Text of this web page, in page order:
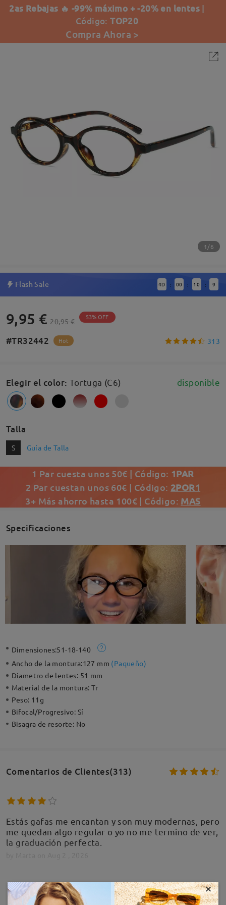
2as Rebajas 🔥 -99% máximo + -20% en lentes |
Código:TOP20
Compra Ahora >
1/6
Flash Sale 4D : 00 : 10 : 8
9,95 € 20,95 € 53% OFF
#TR32442 Hot 313
Elegir el color: Tortuga (C6) disponible
Talla
S Guía de Talla
1 Par cuesta unos 50€ | Código: 1PAR
2 Par cuestan unos 60€ | Código: 2POR1
3+ Más ahorro hasta 100€ | Código: MAS
Specificaciones
Dimensiones:51-18-140
Ancho de la montura:127 mm (Paqueño)
Diametro de lentes: 51 mm
Material de la montura:Tr
Peso: 11g
Bifocal/Progresivo: Sí
Bisagra de resorte: No
Comentarios de Clientes(313)
Estás gafas me encantan y son muy modernas, pero
me quedan algo regular o yo no me termino de ver,
la graduación perfecta.
MOSTRAR MÁS ×